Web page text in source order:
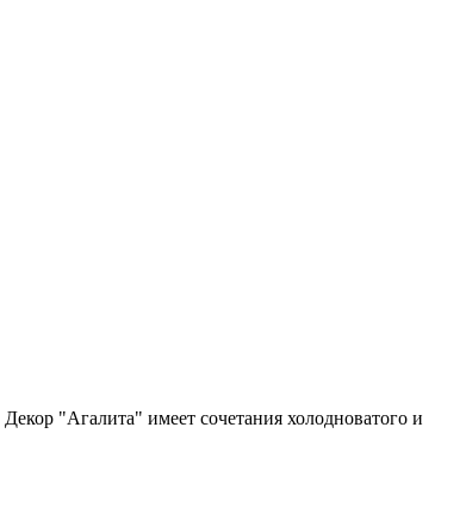
"Агалита" имеет сочетания холодноватого и